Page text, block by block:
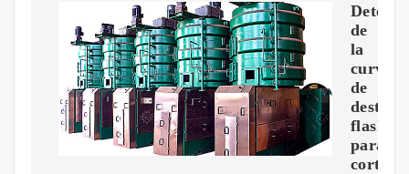
de
la
curva
de
flash
para
cortes